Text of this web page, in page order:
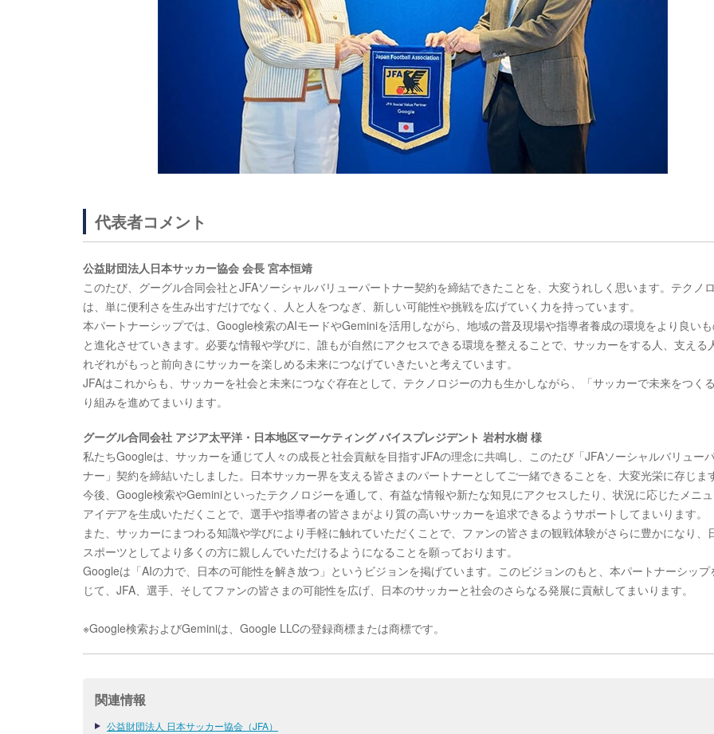
代表者コメント
公益財団法人日本サッカー協会 会長 宮本恒靖
このたび、グーグル合同会社とJFAソーシャルバリューパートナー契約を締結できたことを、大変うれしく思います。テクノ
は、単に便利さを生み出すだけでなく、人と人をつなぎ、新しい可能性や挑戦を広げていく力を持っています。
本パートナーシップでは、Google検索のAIモードやGeminiを活用しながら、地域の普及現場や指導者養成の環境をより良い
と進化させていきます。必要な情報や学びに、誰もが自然にアクセスできる環境を整えることで、サッカーをする人、支える
れぞれがもっと前向きにサッカーを楽しめる未来につなげていきたいと考えています。
JFAはこれからも、サッカーを社会と未来につなぐ存在として、テクノロジーの力も生かしながら、「サッカーで未来をつく
り組みを進めてまいります。
グーグル合同会社 アジア太平洋・日本地区マーケティング バイスプレジデント 岩村水樹 様
私たちGoogleは、サッカーを通じて人々の成長と社会貢献を目指すJFAの理念に共鳴し、このたび「JFAソーシャルバリュー
ナー」契約を締結いたしました。日本サッカー界を支える皆さまのパートナーとしてご一緒できることを、大変光栄に存じま
今後、Google検索やGeminiといったテクノロジーを通して、有益な情報や新たな知見にアクセスしたり、状況に応じたメニ
アイデアを生成いただくことで、選手や指導者の皆さまがより質の高いサッカーを追求できるようサポートしてまいります。
また、サッカーにまつわる知識や学びにより手軽に触れていただくことで、ファンの皆さまの観戦体験がさらに豊かになり、
スポーツとしてより多くの方に親しんでいただけるようになることを願っております。
Googleは「AIの力で、日本の可能性を解き放つ」というビジョンを掲げています。このビジョンのもと、本パートナーシップ
じて、JFA、選手、そしてファンの皆さまの可能性を広げ、日本のサッカーと社会のさらなる発展に貢献してまいります。
※Google検索およびGeminiは、Google LLCの登録商標または商標です。
関連情報
公益財団法人 日本サッカー協会（JFA）